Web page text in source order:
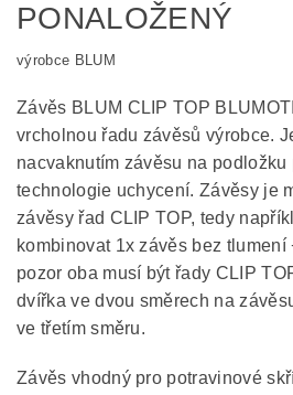
PONALOŽENÝ
výrobce BLUM
Závěs BLUM CLIP TOP
vrcholnou řadu závěsů výrobce.
nacvaknutím závěsu na
technologie uchycení. Závěsy je
závěsy řad CLIP TOP, tedy
kombinovat 1x závěs bez tlumení
pozor oba musí být řady CLIP
dvířka ve dvou směrech na
ve třetím směru.
Závěs vhodný pro potravinové